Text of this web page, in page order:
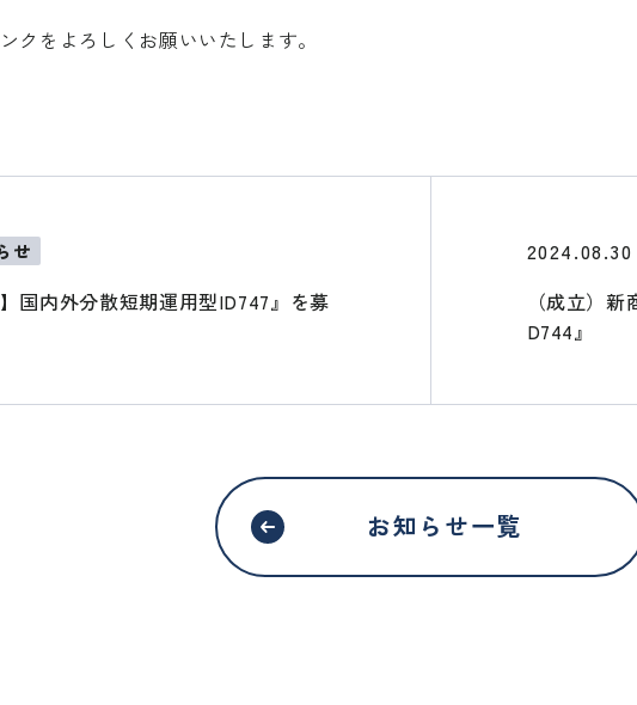
クをよろしくお願いいたします。
せ
国内外分散短期運用型ID747』を募
2024.08.30
（成立）
D744』
お知らせ一覧